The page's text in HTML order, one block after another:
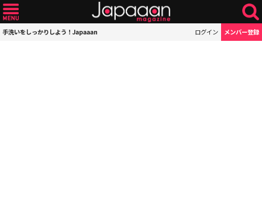
手洗いをしっかりしよう！Japaaan ログイン メンバー登録